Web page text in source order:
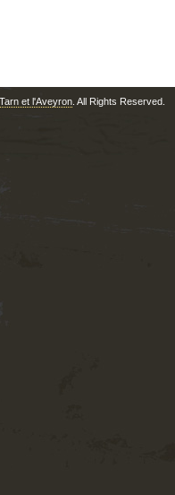
et l'Aveyron . All Rights Reserved.